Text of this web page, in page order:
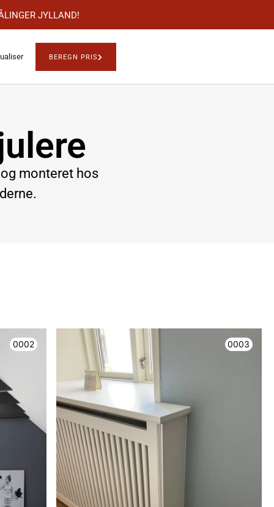
JYLLAND!
BEREGN PRIS
monteret hos
0002 0003